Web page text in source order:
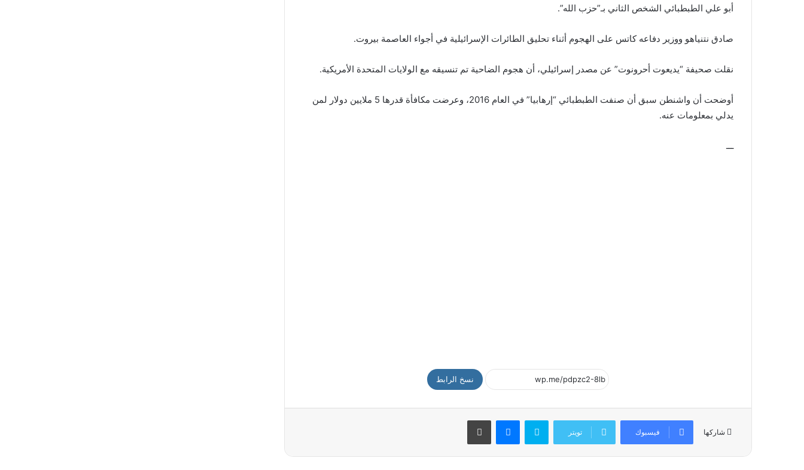
أبو علي الطبطبائي الشخص الثاني بـ”حزب الله”.
صادق نتنياهو ووزير دفاعه كاتس على الهجوم أثناء تحليق الطائرات الإسرائيلية في أجواء العاصمة بيروت.
نقلت صحيفة “يديعوت أحرونوت” عن مصدر إسرائيلي، أن هجوم الضاحية تم تنسيقه مع الولايات المتحدة الأمريكية.
أوضحت أن واشنطن سبق أن صنفت الطبطبائي “إرهابيا” في العام 2016، وعرضت مكافأة قدرها 5 ملايين دولار لمن
يدلي بمعلومات عنه.
ـــ
نسخ الرابط
شاركها فيسبوك تويتر
سكايب